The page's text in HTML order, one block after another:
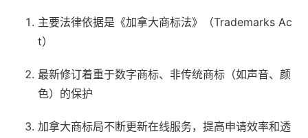
主要法律依据是《加拿大商标法》（Trademarks Ac
t）
最新修订着重于数字商标、非传统商标（如声音、颜
色）的保护
加拿大商标局不断更新在线服务，提高申请效率和透